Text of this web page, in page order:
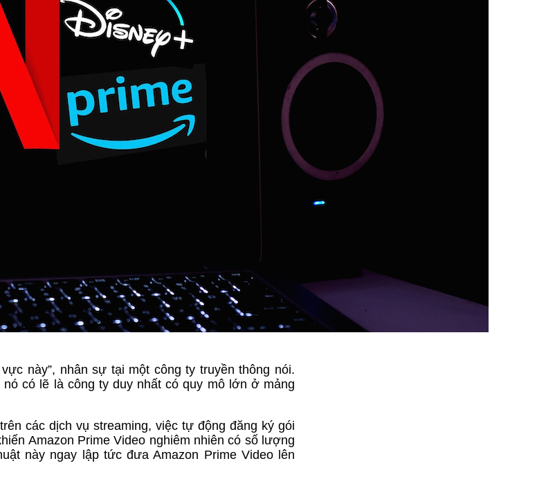
này”, nhân sự tại một công ty truyền thông nói.
có lẽ là công ty duy nhất có quy mô lớn ở mảng
các dịch vụ streaming, việc tự động đăng ký gói
Amazon Prime Video nghiêm nhiên có số lượng
này ngay lập tức đưa Amazon Prime Video lên